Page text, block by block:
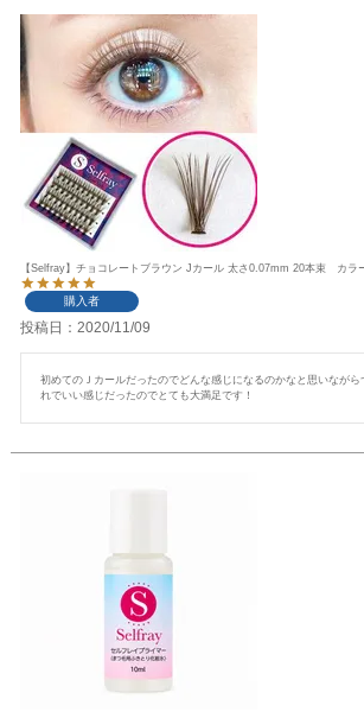
【Selfray】チョコレートブラウン Jカール 太さ0.07mm 20本束 カラ
購入者
投稿日 2020/11/09
初めてのＪカールだったのでどんな感じになるのかなと思いながら
れでいい感じだったのでとても大満足です！